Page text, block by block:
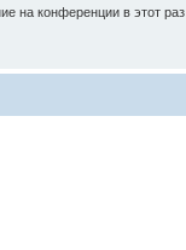
на конференции в этот раз